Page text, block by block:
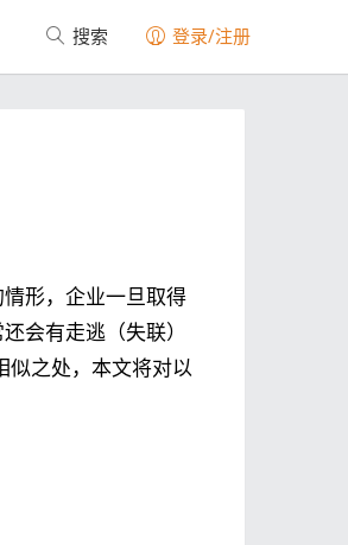
搜索 登录/注册
形，企业一旦取得
会有走逃（失联）
似之处，本文将对以